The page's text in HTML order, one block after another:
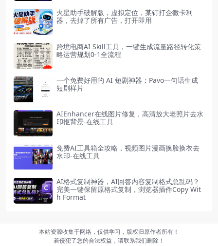
火星助手破解版，虚拟定位，某钉打企微卡利
器，去掉了所有广告，打开即用
跨境电商AI Skill工具，一键生成流量路径转化策
略运营规划0-1全流程
一个免费好用的 AI 短剧神器：Pavo一句话生成
短剧样片
AIEnhancer在线图片修复，高清放大老照片去水
印抠背景-在线工具
免费AI工具箱全攻略，视频图片漫画换脸换衣去
水印-在线工具
AI格式复制神器，AI回答内容复制格式总乱码？
完美一键保留原格式复制，浏览器插件Copy Wit
h Format
本站资源收集于网络，仅供学习，版权归原作者所有！
若侵犯了您的合法权益，请联系我们删除！